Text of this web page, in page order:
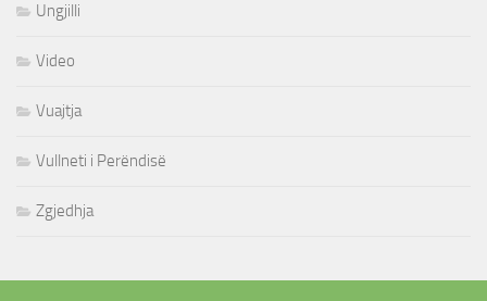
Ungjilli
Video
Vuajtja
Vullneti i Perëndisë
Zgjedhja